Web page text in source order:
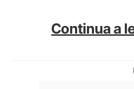
Continua a